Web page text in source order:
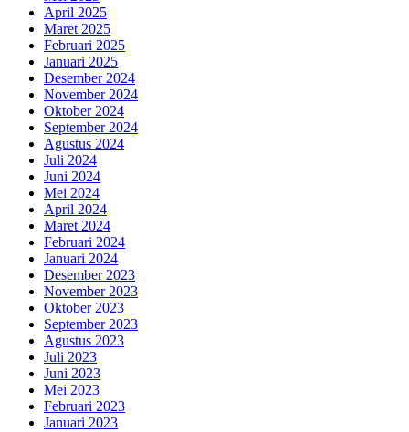
April 2025
Maret 2025
Februari 2025
Januari 2025
Desember 2024
November 2024
Oktober 2024
September 2024
Agustus 2024
Juli 2024
Juni 2024
Mei 2024
April 2024
Maret 2024
Februari 2024
Januari 2024
Desember 2023
November 2023
Oktober 2023
September 2023
Agustus 2023
Juli 2023
Juni 2023
Mei 2023
Februari 2023
Januari 2023